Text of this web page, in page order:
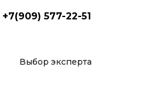
+7(909) 577-22-51
Выбор эксперта